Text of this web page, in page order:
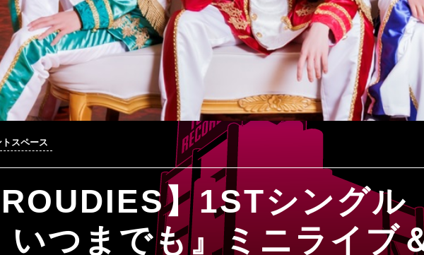
スペース
】1STシングル
いつまでも』ミニライブ